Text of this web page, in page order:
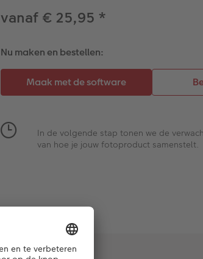
vanaf € 25,95 *
Nu maken en bestellen:
In de volgende stap tonen we de
van hoe je jouw fotoproduct samenstelt.